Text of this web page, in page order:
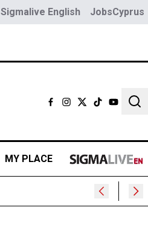
Sigmalive English JobsCyprus
MY PLACE